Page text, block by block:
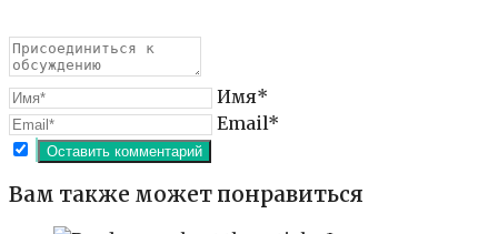
Имя*
Email*
Вам также может понравиться